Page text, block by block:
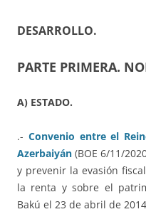
DESARROLLO.
PARTE PRIMERA.
A) ESTADO.
.- Convenio entre el
Azerbaiyán (BOE 6/11/
y prevenir la evasión
la renta y sobre el
Bakú el 23 de abril de